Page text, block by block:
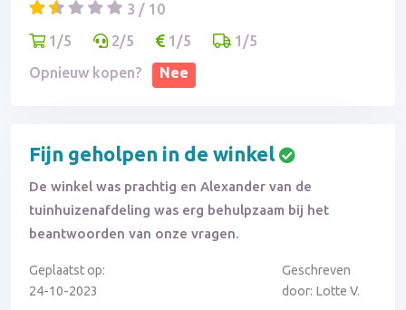
3 / 10
1/5
2/5 1/5
1/5
Opnieuw kopen?
Nee
Fijn geholpen in de winkel
De winkel was prachtig en Alexander van de
tuinhuizenafdeling was erg behulpzaam bij het
beantwoorden van onze vragen.
Geplaatst op:
24-10-2023
Geschreven
door: Lotte V.